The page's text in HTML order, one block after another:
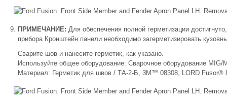
ПРИМЕЧАНИЕ: Для обеспечения полной герметизации
прибора Кронштейн панели необходимо загерметизировать
Сварите шов и нанесите герметик, как указано.
Используйте общее оборудование: Сварочное оборудование MIG/
Материал: Герметик для швов / ТА-2-Б, 3M™ 08308, LORD Fusor®